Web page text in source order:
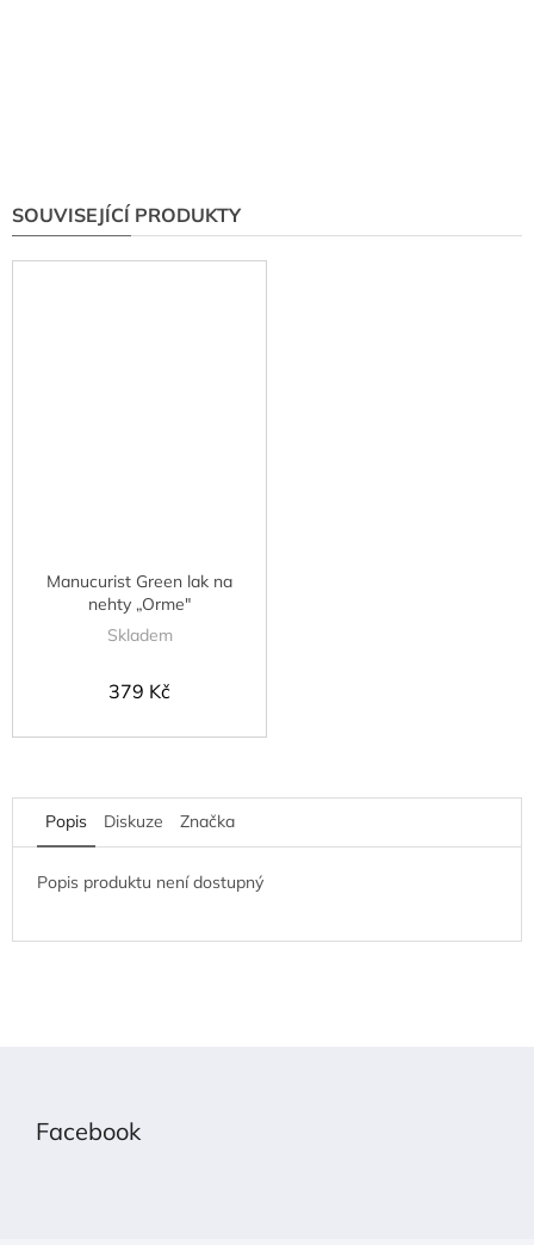
SOUVISEJÍCÍ PRODUKTY
Manucurist Green lak na
nehty „Orme"
Skladem
379 Kč
Popis Diskuze Značka
Popis produktu není dostupný
Facebook